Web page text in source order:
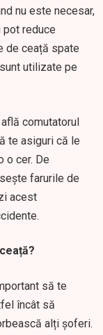
nu este necesar,
reduce
de ceață spate
utilizate pe
comutatorul
te asiguri că le
o cer. De
farurile de
acest
să te
încât să
alți șoferi.